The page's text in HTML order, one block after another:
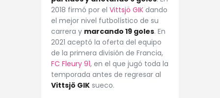
2018 firmó por el Vittsjö GIK dando
el mejor nivel futbolístico de su
carrera y marcando 19 goles. En
2021 aceptó la oferta del equipo
de la primera división de Francia,
FC Fleury 91, en el que jugó toda la
temporada antes de regresar al
Vittsjö GIK sueco.